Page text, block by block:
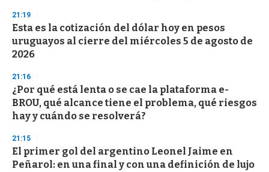
d
s
21:19
Esta es la cotización del dólar hoy en pesos
uruguayos al cierre del miércoles 5 de agosto de
2026
21:16
¿Por qué está lenta o se cae la plataforma e-
BROU, qué alcance tiene el problema, qué riesgos
hay y cuándo se resolverá?
21:15
El primer gol del argentino Leonel Jaime en
Peñarol: en una final y con una definición de lujo